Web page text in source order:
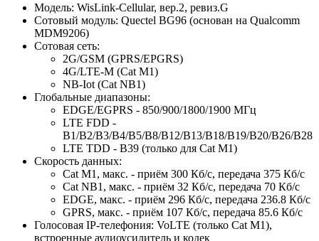
Модель: WisLink-Cellular, вер.2, ревиз.G
Сотовый модуль: Quectel BG96 (основан на Qualcomm
MDM9206)
Сотовая сеть:
2G/GSM (GPRS/EPGRS)
4G/LTE-M (Cat M1)
NB-Iot (Cat NB1)
Глобальные диапазоны:
EDGE/EGPRS - 850/900/1800/1900 МГц
LTE FDD -
B1/B2/B3/B4/B5/B8/B12/B13/B18/B19/B20/B26/B28
LTE TDD - B39 (только для Cat M1)
Скорость данных:
Cat M1, макс. - приём 300 Кб/с, передача 375 Кб/с
Cat NB1, макс. - приём 32 Кб/с, передача 70 Кб/с
EDGE, макс. - приём 296 Кб/с, передача 236.8 Кб/с
GPRS, макс. - приём 107 Кб/с, передача 85.6 Кб/с
Голосовая IP-телефония: VoLTE (только Cat M1),
встроенные аудиоусилитель и кодек